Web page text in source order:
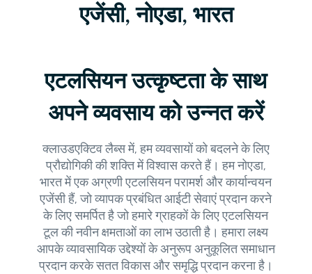
एजेंसी, नोएडा, भारत
एटलसियन उत्कृष्टता के साथ
अपने व्यवसाय को उन्नत करें
क्लाउडएक्टिव लैब्स में, हम व्यवसायों को बदलने के लिए
प्रौद्योगिकी की शक्ति में विश्वास करते हैं। हम नोएडा,
भारत में एक अग्रणी एटलसियन परामर्श और कार्यान्वयन
एजेंसी हैं, जो व्यापक प्रबंधित आईटी सेवाएं प्रदान करने
के लिए समर्पित है जो हमारे ग्राहकों के लिए एटलसियन
टूल की नवीन क्षमताओं का लाभ उठाती है। हमारा लक्ष्य
आपके व्यावसायिक उद्देश्यों के अनुरूप अनुकूलित समाधान
प्रदान करके सतत विकास और समृद्धि प्रदान करना है।